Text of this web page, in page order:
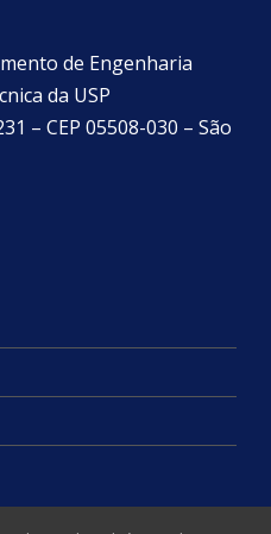
de Engenharia
da USP
– CEP 05508-030 – São